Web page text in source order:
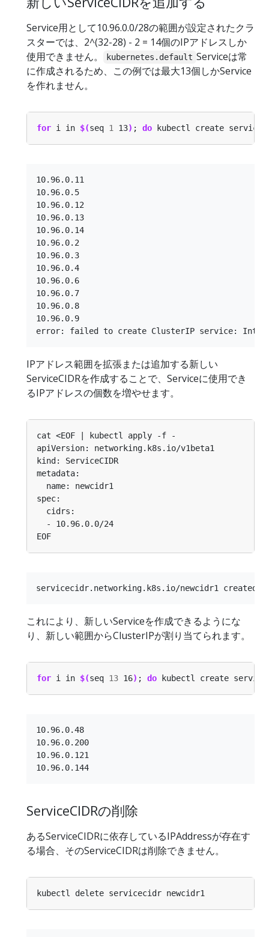
Service用として10.96.0.0/28の範囲が設定されたクラ
スターでは、2^(32-28) - 2 = 14個のIPアドレスしか
使用できません。
kubernetes.default Serviceは常
に作成されるため、この例では最大13個しかService
を作れません。
for i in $(seq 1 13) ; do kubectl create
10.96.0.11
10.96.0.5
10.96.0.12
10.96.0.13
10.96.0.14
10.96.0.2
10.96.0.3
10.96.0.4
10.96.0.6
10.96.0.7
10.96.0.8
10.96.0.9
IPアドレス範囲を拡張または追加する新しい
ServiceCIDRを作成することで、Serviceに使用でき
るIPアドレスの個数を増やせます。
これにより、新しいServiceを作成できるようにな
り、新しい範囲からClusterIPが割り当てられます。
for i in $(seq 13 16) ; do kubectl create
10.96.0.48
10.96.0.200
10.96.0.121
ServiceCIDRの削除
あるServiceCIDRに依存しているIPAddressが存在す
る場合、そのServiceCIDRは削除できません。